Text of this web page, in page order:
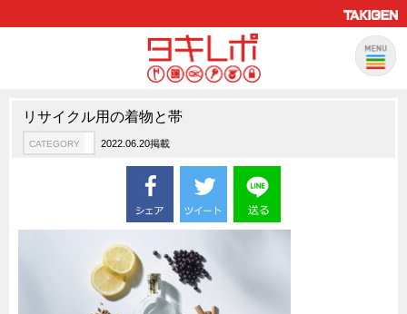
CATEGORY
新製品ロケットニュース
ハイセキュリティ錠前TAKシリーズ
staffシリーズ
リサイクル用の着物と帯
CATEGORY 2022.06.20掲載